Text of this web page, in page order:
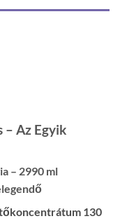
Az Egyik
– 2990 ml
130